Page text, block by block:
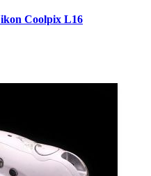
Coolpix L16